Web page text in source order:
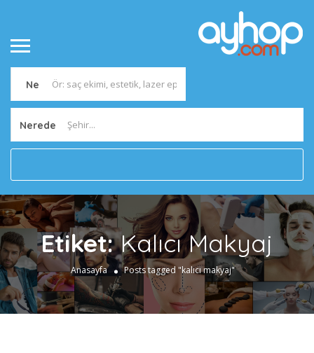
Ne
Nerede
Etiket:Kalıcı Makyaj
Anasayfa Posts tagged "kalıcı makyaj"